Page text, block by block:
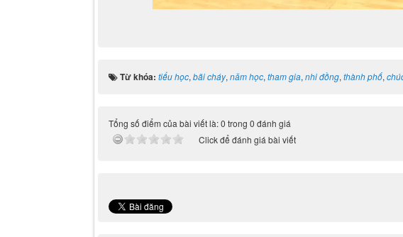
Từ khóa: tiểu học bãi cháy năm học tham gia nhi đồng thành phố
Tổng số điểm của bài viết là: 0 trong 0 đánh giá
Click để đánh giá bài viết